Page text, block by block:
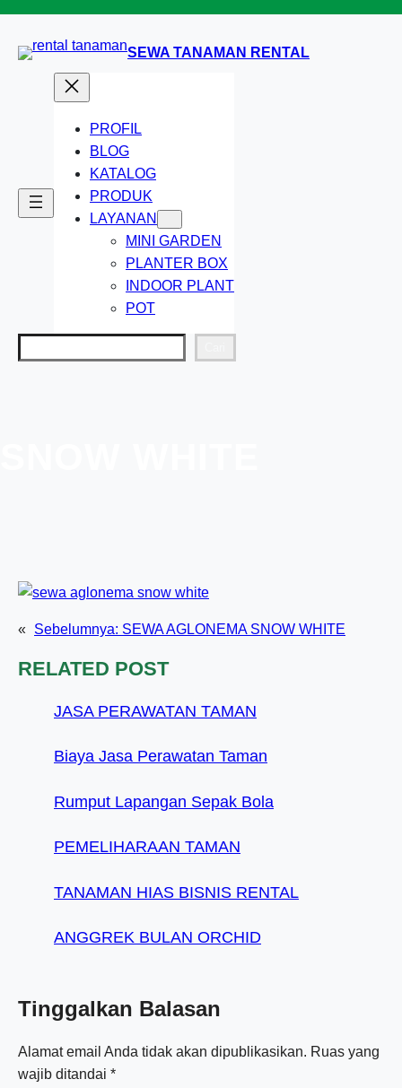
konten
SEWA TANAMAN RENTAL
PROFIL
BLOG
KATALOG
PRODUK
LAYANAN
MINI GARDEN
PLANTER BOX
INDOOR PLANT
POT
« Sebelumnya: SEWA AGLONEMA SNOW WHITE
RELATED POST
JASA PERAWATAN TAMAN
Biaya Jasa Perawatan Taman
Rumput Lapangan Sepak Bola
PEMELIHARAAN TAMAN
TANAMAN HIAS BISNIS RENTAL
ANGGREK BULAN ORCHID
Tinggalkan Balasan
Alamat email Anda tidak akan dipublikasikan. Ruas yang
wajib ditandai *